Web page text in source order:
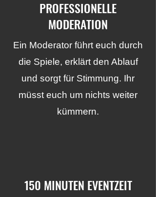
PROFESSIONELLE
MODERATION
Ein Moderator führt euch durch
die Spiele, erklärt den Ablauf
und sorgt für Stimmung. Ihr
müsst euch um nichts weiter
kümmern.
150 MINUTEN EVENTZEIT